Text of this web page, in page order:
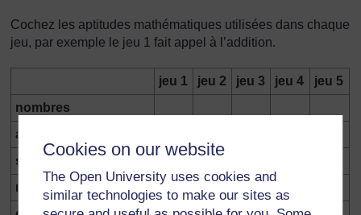
Cookies on our website
The Open University uses cookies and
similar technologies to make our sites as
Cochez les aptitudes mathématiques utilisées dans chaque
jeu, par exemple le jeu 1 fait appel à l’addition.
jeu 1 jeu 2 jeu 3 jeu 4
jeu 5
nombres
addition
soustraction
multiplication